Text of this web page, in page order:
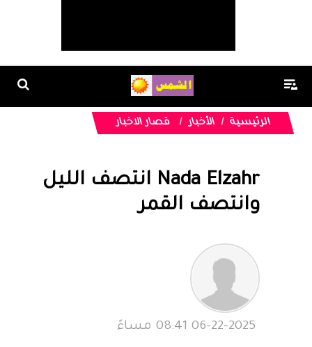
الرئيسية الأخبار قصار الاخبار
Nada Elzahr انتصف الليل
وانتصف القمر